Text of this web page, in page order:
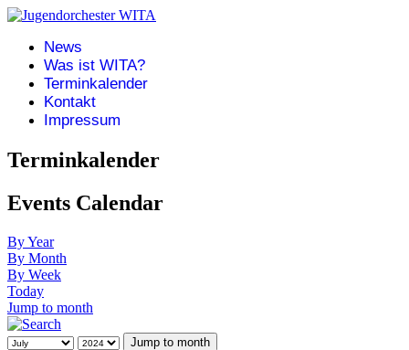
News
Was ist WITA?
Terminkalender
Kontakt
Impressum
Terminkalender
Events Calendar
By Year
By Month
By Week
Today
Jump to month
Jump to month